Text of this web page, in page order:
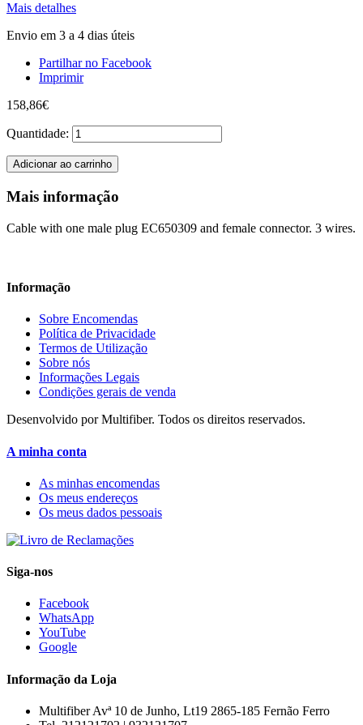
Mais detalhes
Envio em 3 a 4 dias úteis
Partilhar no Facebook
Imprimir
158,86€
Quantidade:
Adicionar ao carrinho
Mais informação
Cable with one male plug EC650309 and female connector. 3 wires.
Informação
Sobre Encomendas
Política de Privacidade
Termos de Utilização
Sobre nós
Informações Legais
Condições gerais de venda
Desenvolvido por Multifiber. Todos os direitos reservados.
A minha conta
As minhas encomendas
Os meus endereços
Os meus dados pessoais
Siga-nos
Facebook
WhatsApp
YouTube
Google
Informação da Loja
MultifiberAvª 10 de Junho, Lt19 2865-185 Fernão Ferro